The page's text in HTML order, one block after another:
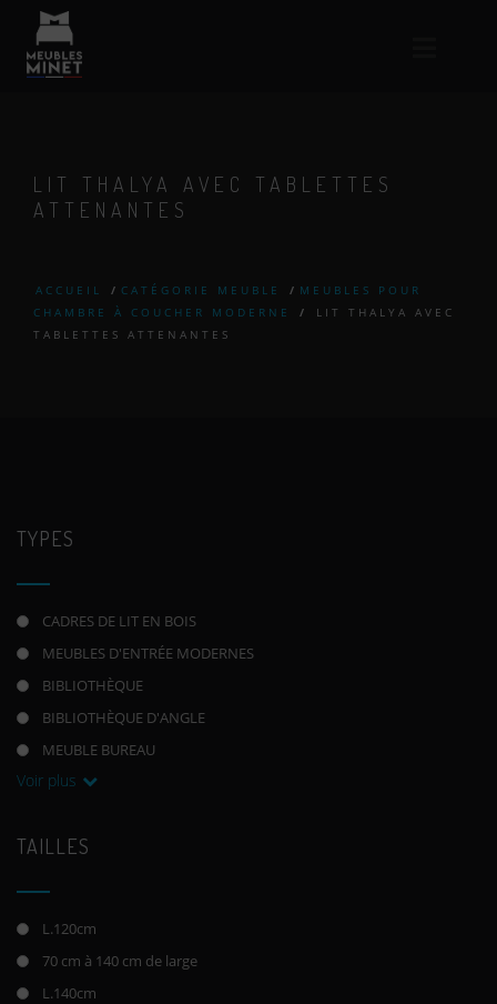
LIT THALYA AVEC TABLETTES
ATTENANTES
ACCUEIL / CATÉGORIE MEUBLE / MEUBLES POUR
CHAMBRE À COUCHER MODERNE
/
LIT THALYA AVEC
TABLETTES ATTENANTES
TYPES
CADRES DE LIT EN BOIS
MEUBLES D'ENTRÉE MODERNES
BIBLIOTHÈQUE
BIBLIOTHÈQUE D'ANGLE
MEUBLE BUREAU
Voir plus
TAILLES
L.120cm
70 cm à 140 cm de large
L.140cm